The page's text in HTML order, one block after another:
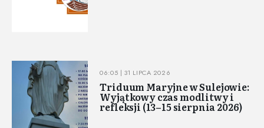
06:05 | 31 LIPCA 2026
Triduum Maryjne w Sulejowie:
Wyjątkowy czas modlitwy i
refleksji (13–15 sierpnia 2026)